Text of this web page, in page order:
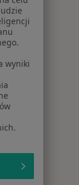
w pobliżu
wyniki